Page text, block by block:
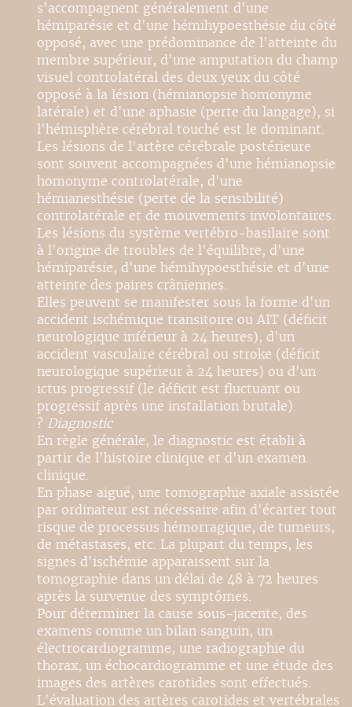
s'accompagnent généralement d'une
hémiparésie et d'une hémihypoesthésie du côté
opposé, avec une prédominance de l'atteinte du
membre supérieur, d'une amputation du champ
visuel controlatéral des deux yeux du côté
opposé à la lésion (hémianopsie homonyme
latérale) et d'une aphasie (perte du langage), si
l'hémisphère cérébral touché est le dominant.
Les lésions de l'artère cérébrale postérieure
sont souvent accompagnées d'une hémianopsie
homonyme controlatérale, d'une
hémianesthésie (perte de la sensibilité)
controlatérale et de mouvements involontaires.
Les lésions du système vertébro-basilaire sont
à l'origine de troubles de l'équilibre, d'une
hémiparésie, d'une hémihypoesthésie et d'une
atteinte des paires crâniennes.
Elles peuvent se manifester sous la forme d'un
accident ischémique transitoire ou AIT (déficit
neurologique inférieur à 24 heures), d'un
accident vasculaire cérébral ou stroke (déficit
neurologique supérieur à 24 heures) ou d'un
ictus progressif (le déficit est fluctuant ou
progressif après une installation brutale).
? Diagnostic
En règle générale, le diagnostic est établi à
partir de l'histoire clinique et d'un examen
clinique.
En phase aiguë, une tomographie axiale assistée
par ordinateur est nécessaire afin d'écarter tout
risque de processus hémorragique, de tumeurs,
de métastases, etc. La plupart du temps, les
signes d'ischémie apparaissent sur la
tomographie dans un délai de 48 à 72 heures
après la survenue des symptômes.
Pour déterminer la cause sous-jacente, des
examens comme un bilan sanguin, un
électrocardiogramme, une radiographie du
thorax, un échocardiogramme et une étude des
images des artères carotides sont effectués.
L'évaluation des artères carotides et vertébrales